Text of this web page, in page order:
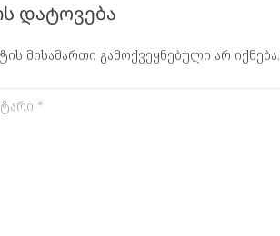
დატოვება
მისამართი გამოქვეყნებული არ იქნება.